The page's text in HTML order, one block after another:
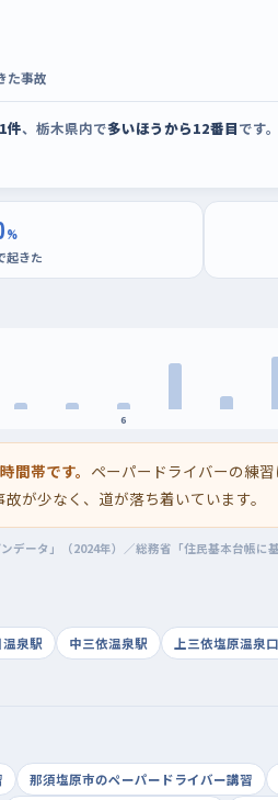
た事故
件、栃木県内で多いほうから12番目です
%
起きた
6
間帯です。 ペーパードライバーの練
が少なく、道が落ち着いています。
データ」（2024年）／総務省「住民基本台帳に
泉駅 中三依温泉駅 上三依塩原温泉
那須塩原市のペーパードライバー講習